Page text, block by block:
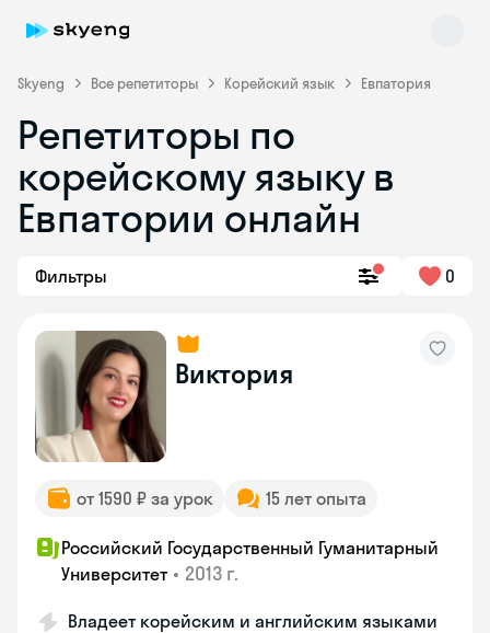
Skyeng Все репетиторы Корейский язык Евпатория
Репетиторы по
корейскому языку в
Евпатории онлайн
Фильтры 0
Виктория
от 1590 ₽ за урок 15 лет опыта
Российский Государственный Гуманитарный
Университет • 2013 г.
Владеет корейским и английским языками
Skyeng Chat